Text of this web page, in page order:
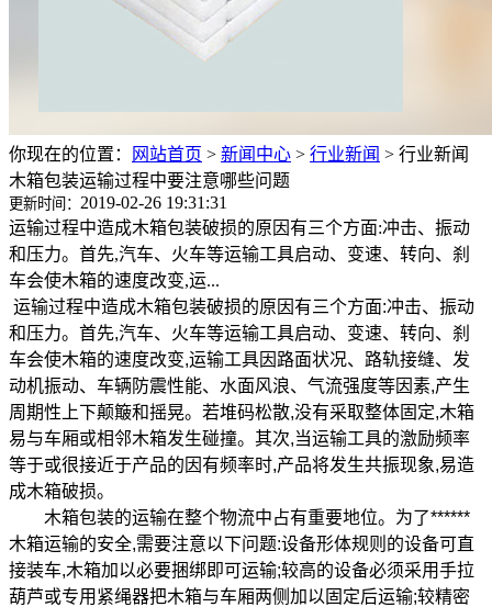
你现在的位置： 网站首页 > 新闻中心 > 行业新闻 > 行业新闻
木箱包装运输过程中要注意哪些问题
更新时间： 2019-02-26 19:31:31
运输过程中造成木箱包装破损的原因有三个方面:冲击、振动
和压力。首先,汽车、火车等运输工具启动、变速、转向、刹
车会使木箱的速度改变,运...
运输过程中造成木箱包装破损的原因有三个方面:冲击、振动
和压力。首先,汽车、火车等运输工具启动、变速、转向、刹
车会使木箱的速度改变,运输工具因路面状况、路轨接缝、发
动机振动、车辆防震性能、水面风浪、气流强度等因素,产生
周期性上下颠簸和摇晃。若堆码松散,没有采取整体固定,木箱
易与车厢或相邻木箱发生碰撞。其次,当运输工具的激励频率
等于或很接近于产品的因有频率时,产品将发生共振现象,易造
成木箱破损。
木箱包装的运输在整个物流中占有重要地位。为了******
木箱运输的安全,需要注意以下问题:设备形体规则的设备可直
接装车,木箱加以必要捆绑即可运输;较高的设备必须采用手拉
葫芦或专用紧绳器把木箱与车厢两侧加以固定后运输;较精密